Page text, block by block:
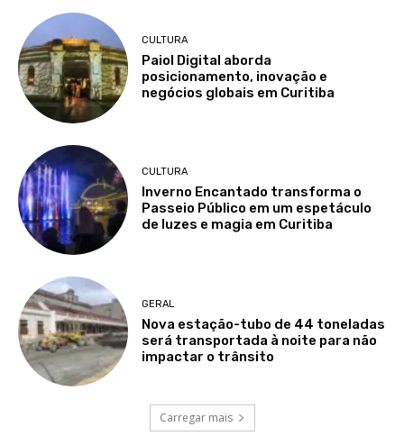
CULTURA
Paiol Digital aborda
posicionamento, inovação e
negócios globais em Curitiba
CULTURA
Inverno Encantado transforma o
Passeio Público em um espetáculo
de luzes e magia em Curitiba
GERAL
Nova estação-tubo de 44 toneladas
será transportada à noite para não
impactar o trânsito
Carregar mais